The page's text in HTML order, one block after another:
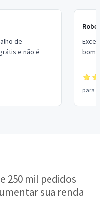
de
e não é
bom
para
250 mil pedidos
sua renda